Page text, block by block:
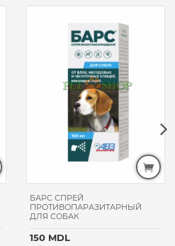
БАРС СПРЕЙ
ПРОТИВОПАРАЗИТАРНЫЙ
ДЛЯ СОБАК
150 MDL